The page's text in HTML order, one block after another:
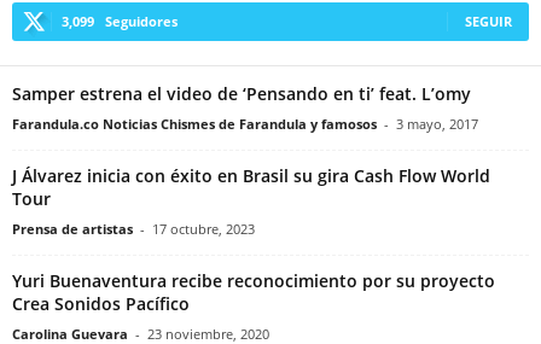
3,099 Seguidores SEGUIR
Samper estrena el video de ‘Pensando en ti’ feat. L’omy
Farandula.co Noticias Chismes de Farandula y famosos - 3 mayo, 2017
J Álvarez inicia con éxito en Brasil su gira Cash Flow World
Tour
Prensa de artistas - 17 octubre, 2023
Yuri Buenaventura recibe reconocimiento por su proyecto
Crea Sonidos Pacífico
Carolina Guevara - 23 noviembre, 2020